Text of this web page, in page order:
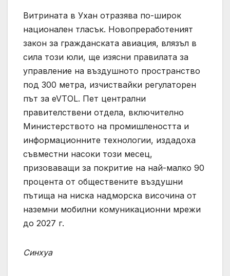
Витрината в Ухан отразява по-широк
национален тласък. Новопреработеният
закон за гражданската авиация, влязъл в
сила този юли, ще изясни правилата за
управление на въздушното пространство
под 300 метра, изчиствайки регулаторен
път за eVTOL. Пет централни
правителствени отдела, включително
Министерството на промишлеността и
информационните технологии, издадоха
съвместни насоки този месец,
призоваващи за покритие на най-малко 90
процента от обществените въздушни
пътища на ниска надморска височина от
наземни мобилни комуникационни мрежи
до 2027 г.
Синхуа